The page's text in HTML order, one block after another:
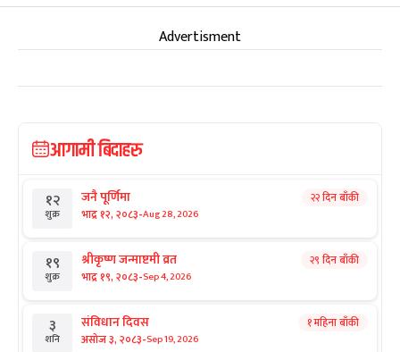
Advertisment
आगामी बिदाहरु
१२
शुक्र
जनै पूर्णिमा
भाद्र १२, २०८३-Aug 28, 2026
२२ दिन बाँकी
१९
शुक्र
श्रीकृष्ण जन्माष्टमी व्रत
भाद्र १९, २०८३-Sep 4, 2026
२९ दिन बाँकी
३
शनि
संविधान दिवस
असोज ३, २०८३-Sep 19, 2026
१ महिना बाँकी